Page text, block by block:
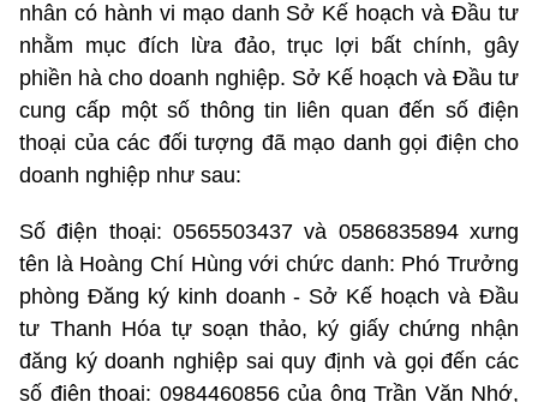
nhân có hành vi mạo danh Sở Kế hoạch và Đầu tư
nhằm mục đích lừa đảo, trục lợi bất chính, gây
phiền hà cho doanh nghiệp. Sở Kế hoạch và Đầu tư
cung cấp một số thông tin liên quan đến số điện
thoại của các đối tượng đã mạo danh gọi điện cho
doanh nghiệp như sau:
Số điện thoại: 0565503437 và 0586835894 xưng
tên là Hoàng Chí Hùng với chức danh: Phó Trưởng
phòng Đăng ký kinh doanh - Sở Kế hoạch và Đầu
tư Thanh Hóa tự soạn thảo, ký giấy chứng nhận
đăng ký doanh nghiệp sai quy định và gọi đến các
số điện thoại: 0984460856 của ông Trần Văn Nhớ,